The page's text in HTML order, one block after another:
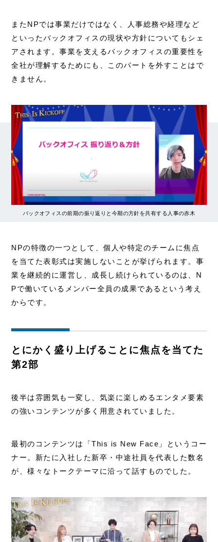
またNPでは事業だけではなく、人事総務や経理など
といったバックオフィスの現状や方針についてもシェ
アされます。事業を支えるバックオフィスの重要性を
全社が理解するためにも、このパートを外すことはで
きません。
バックオフィスの前期の振り返りと今期の方針を共有する人事の赤木
NPの特徴の一つとして、個人や特定のチームに焦点
を当てた表彰式は実施しないことが挙げられます。事
業を継続的に運営し、成長し続けられているのは、N
Pで働いているメンバー全員の成果であるという考え
からです。
とにかく盛り上げることに焦点を当てた
第2部
後半は雰囲気も一変し、気楽に楽しめるエンタメ要素
の強いコンテンツが多く用意されていました。
最初のコンテンツは「This is New Face」というコー
ナー。新たに入社した新卒・中途社員を代表した数名
が、様々なトークテーマに沿って話すものでした。